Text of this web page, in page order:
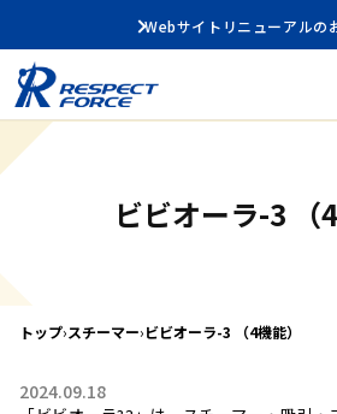
Webサイトリニューアルの
ビビオーラ-3 （4
トップ›スチーマー›ビビオーラ-3 （4機能）
2024.09.18